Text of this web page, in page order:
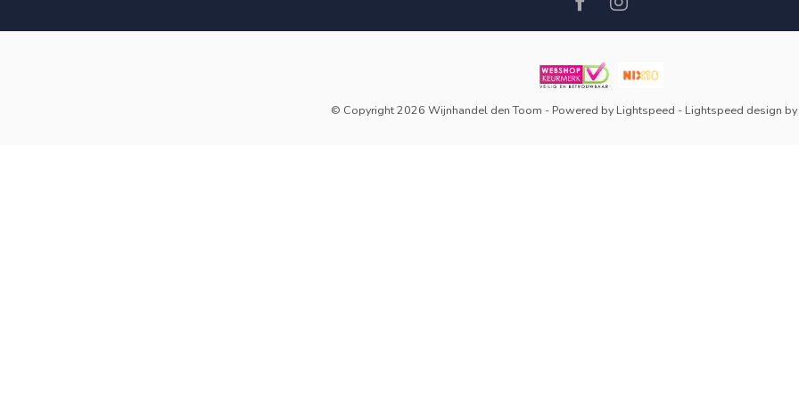
© Copyright 2026 Wijnhandel den Toom - Powered by Lightspeed - Lightspeed design by